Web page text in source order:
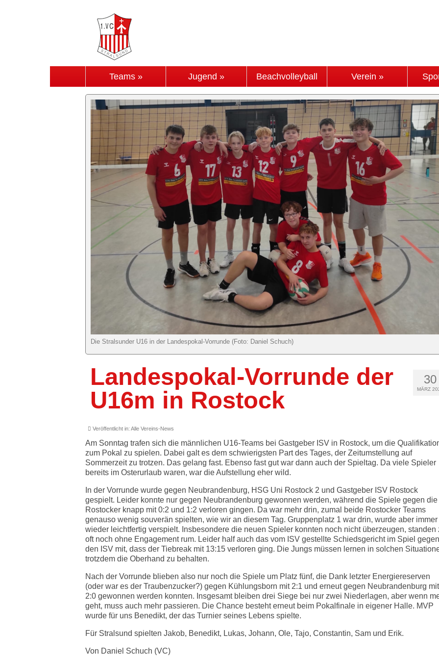
Teams » Jugend » Beachvolleyball Verein »
Die Stralsunder U16 in der Landespokal-Vorrunde (Foto: Daniel Schuch)
30
MÄRZ
Landespokal-Vorrunde der
U16m in Rostock
Veröffentlicht in: Alle Vereins-News
Am Sonntag trafen sich die männlichen U16-Teams bei Gastgeber ISV in Rostock, um die
zum Pokal zu spielen. Dabei galt es dem schwierigsten Part des Tages, der Zeitumstellung auf
Sommerzeit zu trotzen. Das gelang fast. Ebenso fast gut war dann auch der Spieltag. Da viele Spieler
bereits im Osterurlaub waren, war die Aufstellung eher wild.
In der Vorrunde wurde gegen Neubrandenburg, HSG Uni Rostock 2 und Gastgeber ISV Rostock
gespielt. Leider konnte nur gegen Neubrandenburg gewonnen werden, während die Spiele gegen die
Rostocker knapp mit 0:2 und 1:2 verloren gingen. Da war mehr drin, zumal beide Rostocker Teams
genauso wenig souverän spielten, wie wir an diesem Tag. Gruppenplatz 1 war drin, wurde aber immer
wieder leichtfertig verspielt. Insbesondere die neuen Spieler konnten noch nicht überzeugen, standen
oft noch ohne Engagement rum. Leider half auch das vom ISV gestellte Schiedsgericht im Spiel gegen
den ISV mit, dass der Tiebreak mit 13:15 verloren ging. Die Jungs müssen lernen in solchen
trotzdem die Oberhand zu behalten.
Nach der Vorrunde blieben also nur noch die Spiele um Platz fünf, die Dank letzter Energiereserven
(oder war es der Traubenzucker?) gegen Kühlungsborn mit 2:1 und erneut gegen Neubrandenburg mit
2:0 gewonnen werden konnten. Insgesamt bleiben drei Siege bei nur zwei Niederlagen, aber wenn
geht, muss auch mehr passieren. Die Chance besteht erneut beim Pokalfinale in eigener Halle. MVP
wurde für uns Benedikt, der das Turnier seines Lebens spielte.
Für Stralsund spielten Jakob, Benedikt, Lukas, Johann, Ole, Tajo, Constantin, Sam und Erik.
Von Daniel Schuch (VC)